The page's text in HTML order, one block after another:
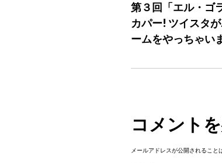
s
t
n
a
i
第３回「エル・ゴ
カパー! ツイスタ
ームをやっちゃい
コメント
メールアドレスが公開されること